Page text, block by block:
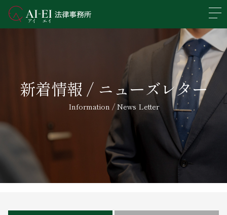
新着情報 / ニューズレター
Information / News Letter
事務所概要
業務分野
所属弁護士紹介
アクセス
新着情報